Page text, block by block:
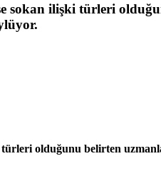
sokan ilişki türleri
olduğunu belirten